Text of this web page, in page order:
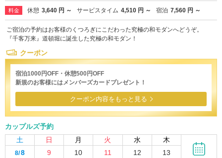
料金 休憩 3,640 円 ～ サービスタイム 4,510 円 ～ 宿泊 7,560 円 ～
ご宿泊の予約はお客様のくつろぎにこだわった究極の和モダンへどうぞ。
『千客万来』道頓堀に誕生した究極の和モダン！
クーポン
宿泊1000円OFF・休憩500円OFF
新規のお客様にはメンバーズカードプレゼント！
クーポン内容をもっと見る
カップルズ予約
土
日 月 火 水 木
8/8
9
10
11
12
13